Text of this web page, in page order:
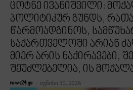
ცოტნე ივანიშვილი:
პოლიტიკურ გუნდს, რათა
წარმოადგინოს,
საქართველოში არიან
მიერ არის ნაქირავები,
შეუძლებელია, ის
news24.ge ივნისი 30, 2026